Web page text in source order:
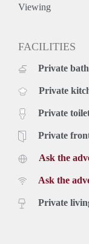
Viewing
FACILITIES
Private
Private
Private
Private
Ask the
Ask the
Private